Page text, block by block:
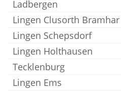
Ladbergen
Lingen Clusorth Bramhar
Lingen Schepsdorf
Lingen Holthausen
Tecklenburg
Lingen Ems